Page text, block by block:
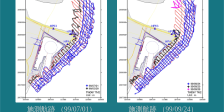
施測航跡 （99/07/01） 施測航跡 （99/09/24）